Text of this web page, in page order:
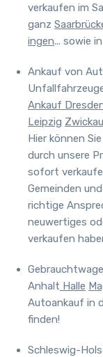
verkaufen im
ganz
ingen... sowie
Ankauf von
Ankauf
Leipzig Zwickau
Hier können
durch unsere
sofort
Gemeinden
richtige
neuwertiges
verkaufen
Anhalt Halle
Autoankauf in
finden!
Schleswig-